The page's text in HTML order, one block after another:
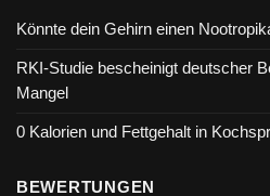
Könnte dein Gehirn einen
RKI-Studie bescheinigt deutscher
Mangel
0 Kalorien und Fettgehalt in
BEWERTUNGEN